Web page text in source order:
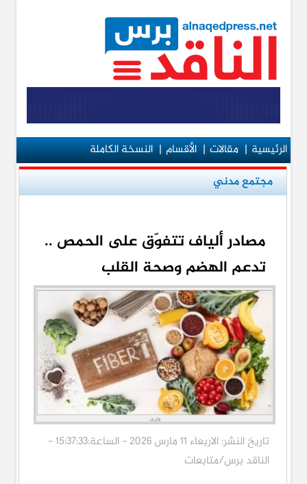
الرئيسية|مقالات|الأقسام|النسخة الكاملة
مجتمع مدني
مصادر ألياف تتفوّق على الحمص ..
تدعم الهضم وصحة القلب
تاريخ النشر: الاربعاء 11 مارس 2026 - الساعة:15:37:33 -
الناقد برس/متابعات